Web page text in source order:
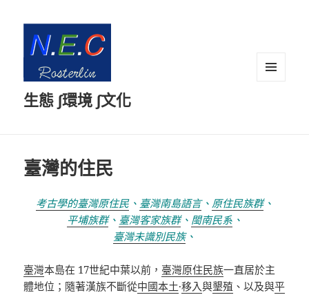
生態 ∫環境 ∫文化
臺灣的住民
考古學的臺灣原住民、 臺灣南島語言、 原住民族群、
平埔族群、 臺灣客家族群、 閩南民系、
臺灣未識別民族、
臺灣本島在 17世紀中葉以前， 臺灣原住民族一直居於主
體地位；隨著漢族不斷從中國本土·移入與墾殖 、以及與平